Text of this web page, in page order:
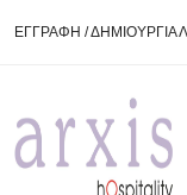
ΕΓΓΡΑΦΗ /ΔΗΜΙΟΥΡΓΙΑ